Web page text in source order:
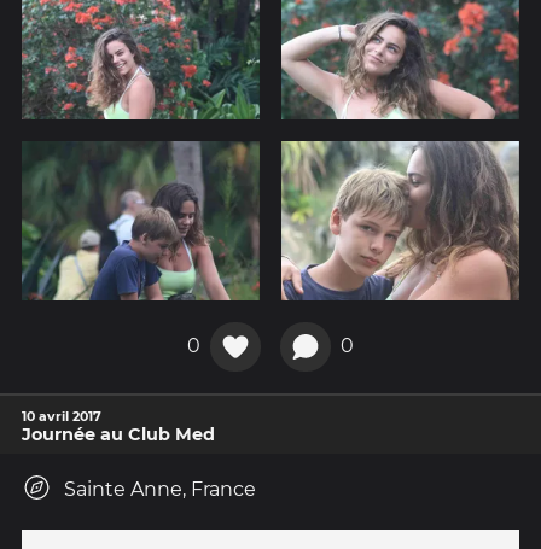
0 0
10 avril 2017
Journée au Club Med
Sainte Anne, France